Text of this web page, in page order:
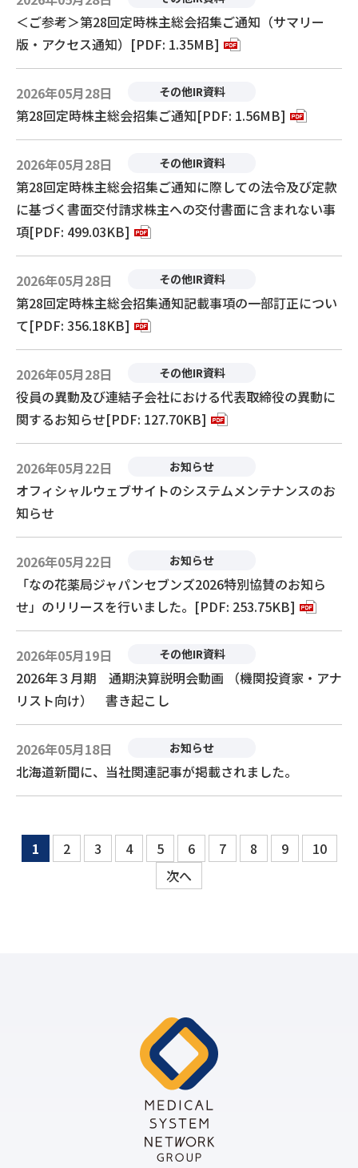
＜ご参考＞第28回定時株主総会招集ご通知（サマリー
版・アクセス通知）[PDF: 1.35MB]
2026年05月28日 その他IR資料
第28回定時株主総会招集ご通知[PDF: 1.56MB]
2026年05月28日 その他IR資料
第28回定時株主総会招集ご通知に際しての法令及び定款
に基づく書面交付請求株主への交付書面に含まれない事
項[PDF: 499.03KB]
2026年05月28日 その他IR資料
第28回定時株主総会招集通知記載事項の一部訂正につい
て[PDF: 356.18KB]
2026年05月28日 その他IR資料
役員の異動及び連結子会社における代表取締役の異動に
関するお知らせ[PDF: 127.70KB]
2026年05月22日 お知らせ
オフィシャルウェブサイトのシステムメンテナンスのお
知らせ
2026年05月22日 お知らせ
「なの花薬局ジャパンセブンズ2026特別協賛のお知ら
せ」のリリースを行いました。[PDF: 253.75KB]
2026年05月19日 その他IR資料
2026年３月期 通期決算説明会動画 （機関投資家・アナ
リスト向け） 書き起こし
2026年05月18日 お知らせ
北海道新聞に、当社関連記事が掲載されました。
1 2 3 4 5 6 7 8 9
10
次へ